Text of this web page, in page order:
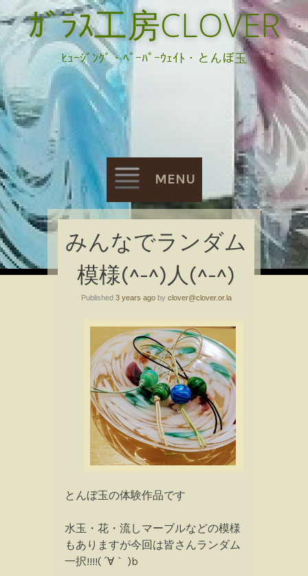
ｶﾞﾗｽ工房CLOVER
ﾋｭｰｼﾞﾝｸﾞ・ﾍﾟｰﾊﾟｰｳｪｲﾄ・とんぼ玉
MENU
Skip
to
content
みんなでランダム
模様(^-^)人(^-^)
Published 3 years agoby clover@clover.or.la
とんぼ玉の体験作品です
水玉・花・流しマーブルなどの模様
もありますが今回は皆さんランダム
一択!!!!( ´∀｀ )b